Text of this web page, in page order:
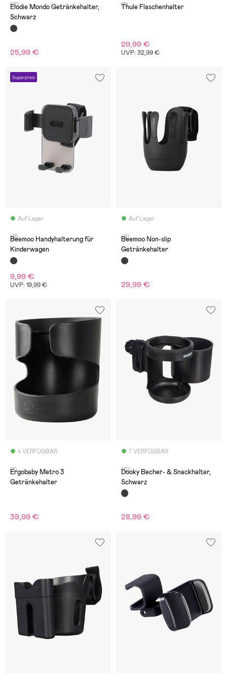
(0)
Elodie Mondo Getränkehalter,
Schwarz
25,99 €
(1)
Thule Flaschenhalter
29,99 €
UVP: 32,99 €
Superpreis
Auf Lager
(2)
Beemoo Handyhalterung für
Kinderwagen
9,99 €
UVP: 19,99 €
Auf Lager
(9)
Beemoo Non-slip
Getränkehalter
29,99 €
4 VERFÜGBAR
(1)
Ergobaby Metro 3
Getränkehalter
39,99 €
7 VERFÜGBAR
(0)
Dooky Becher- & Snackhalter,
Schwarz
28,99 €